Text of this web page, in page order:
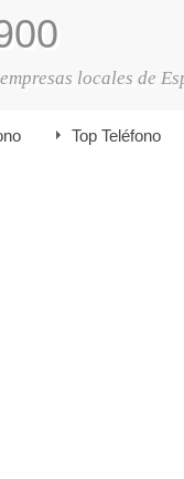
locales de
Top Teléfono